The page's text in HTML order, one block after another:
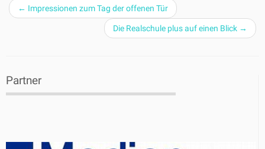
← Impressionen zum Tag der offenen Tür
Die Realschule plus auf einen Blick →
Partner